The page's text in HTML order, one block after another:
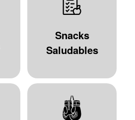
Snacks
Saludables